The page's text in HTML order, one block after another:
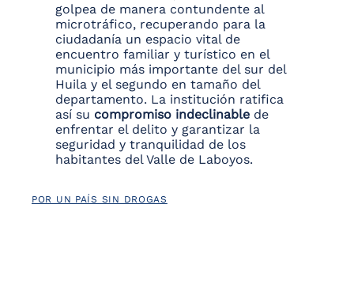
golpea de manera contundente al
microtráfico, recuperando para la
ciudadanía un espacio vital de
encuentro familiar y turístico en el
municipio más importante del sur del
Huila y el segundo en tamaño del
departamento. La institución ratifica
así su compromiso indeclinable de
enfrentar el delito y garantizar la
seguridad y tranquilidad de los
habitantes del Valle de Laboyos.
POR UN PAÍS SIN DROGAS